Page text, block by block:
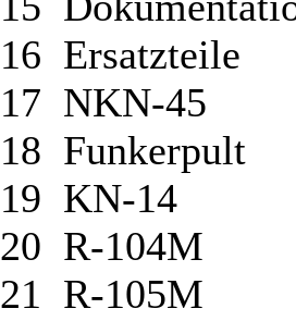
16 Ersatzteile
17 NKN-45
18 Funkerpult
19 KN-14
20 R-104M
21 R-105M